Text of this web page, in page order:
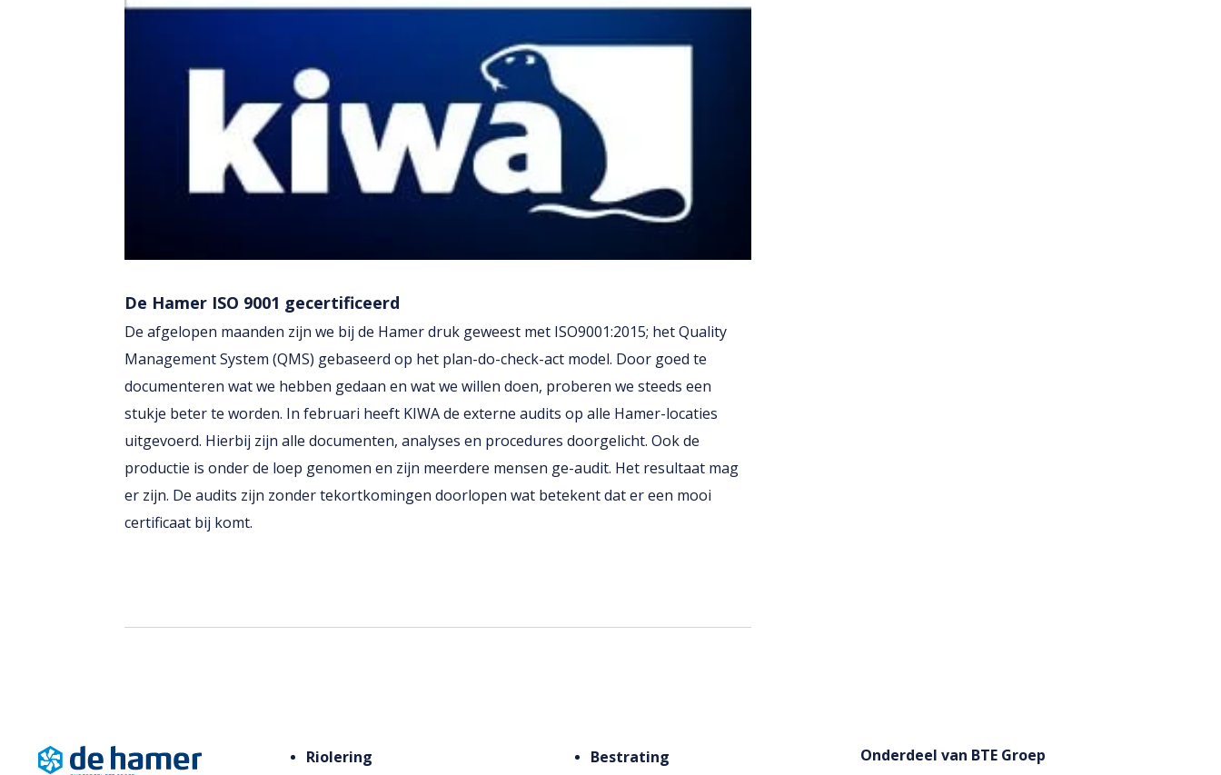
De Hamer ISO 9001 gecertificeerd
De afgelopen maanden zijn we bij de Hamer druk geweest met ISO9001:2015; het Quality
Management System (QMS) gebaseerd op het plan-do-check-act model. Door goed te
documenteren wat we hebben gedaan en wat we willen doen, proberen we steeds een
stukje beter te worden. In februari heeft KIWA de externe audits op alle Hamer-locaties
uitgevoerd. Hierbij zijn alle documenten, analyses en procedures doorgelicht. Ook de
productie is onder de loep genomen en zijn meerdere mensen ge-audit. Het resultaat mag
er zijn. De audits zijn zonder tekortkomingen doorlopen wat betekent dat er een mooi
certificaat bij komt.
Riolering Bestrating Onderdeel van BTE Groep